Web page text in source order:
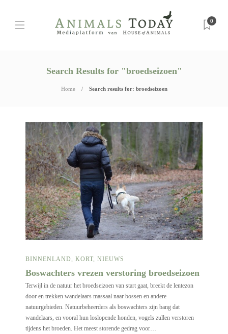
0
Search Results for "broedseizoen"
Home Search results for: broedseizoen
BINNENLAND, KORT, NIEUWS
Boswachters vrezen verstoring broedseizoen
Terwijl in de natuur het broedseizoen van start gaat, breekt de lentezon
door en trekken wandelaars massaal naar bossen en andere
natuurgebieden. Natuurbeheerders als boswachters zijn bang dat
wandelaars, en vooral hun loslopende honden, vogels zullen verstoren
tijdens het broeden. Het meest storende gedrag voor…